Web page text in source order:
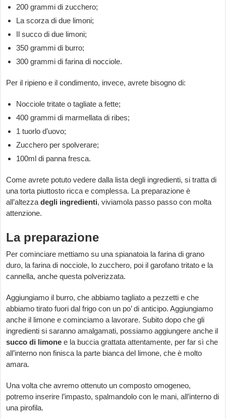
200 grammi di zucchero;
La scorza di due limoni;
Il succo di due limoni;
350 grammi di burro;
300 grammi di farina di nocciole.
Per il ripieno e il condimento, invece, avrete bisogno di:
Nocciole tritate o tagliate a fette;
400 grammi di marmellata di ribes;
1 tuorlo d’uovo;
Zucchero per spolverare;
100ml di panna fresca.
Come avrete potuto vedere dalla lista degli ingredienti, si tratta di
una torta piuttosto ricca e complessa. La preparazione è
all’altezzadegli ingredienti, viviamola passo passo con molta
attenzione.
La preparazione
Per cominciare mettiamo su una spianatoia la farina di grano
duro, la farina di nocciole, lo zucchero, poi il garofano tritato e la
cannella, anche questa polverizzata.
Aggiungiamo il burro, che abbiamo tagliato a pezzetti e che
abbiamo tirato fuori dal frigo con un po’ di anticipo. Aggiungiamo
anche il limone e cominciamo a lavorare. Subito dopo che gli
ingredienti si saranno amalgamati, possiamo aggiungere anche il
succo di limonee la buccia grattata attentamente, per far sì che
all’interno non finisca la parte bianca del limone, che è molto
amara.
Una volta che avremo ottenuto un composto omogeneo,
potremo inserire l’impasto, spalmandolo con le mani, all’interno di
una pirofila.